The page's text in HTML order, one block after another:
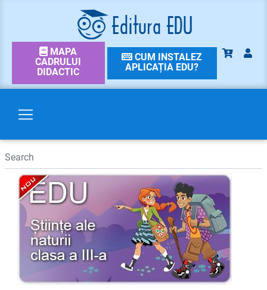
MAPA
CADRULUI
DIDACTIC
CUM INSTALEZ
APLICAȚIA EDU?